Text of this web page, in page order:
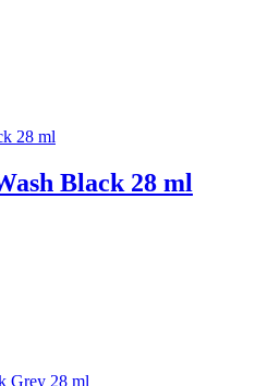
Black 28 ml